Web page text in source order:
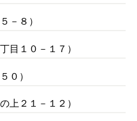
－８）
目１０－１７）
０）
上２１－１２）